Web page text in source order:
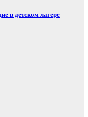
в детском лагере